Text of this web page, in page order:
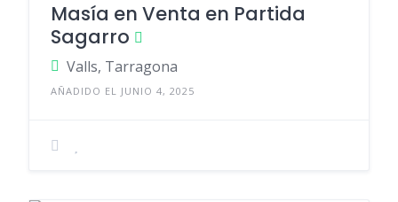
Masía en Venta en Partida
Sagarro
Valls, Tarragona
AÑADIDO EL JUNIO 4, 2025